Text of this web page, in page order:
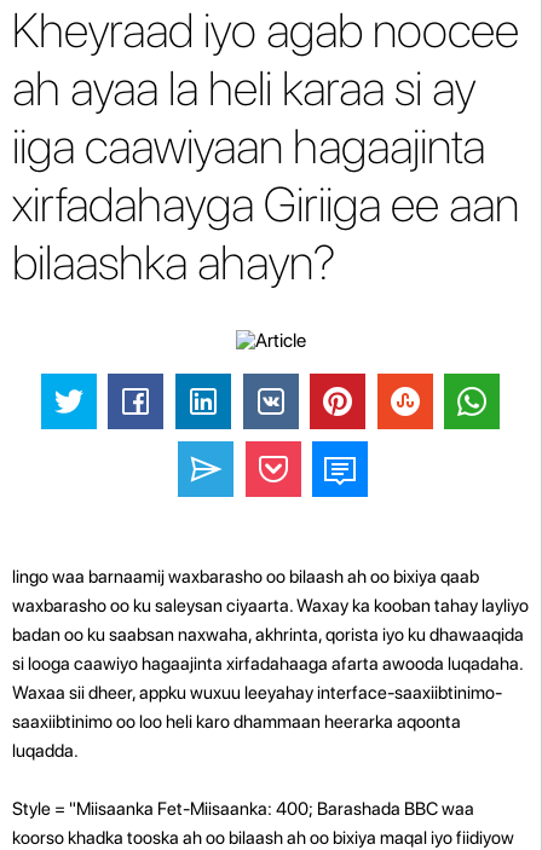
Kheyraad iyo agab noocee
ah ayaa la heli karaa si ay
iiga caawiyaan hagaajinta
xirfadahayga Giriiga ee aan
bilaashka ahayn?
lingo waa barnaamij waxbarasho oo bilaash ah oo bixiya qaab
waxbarasho oo ku saleysan ciyaarta. Waxay ka kooban tahay layliyo
badan oo ku saabsan naxwaha, akhrinta, qorista iyo ku dhawaaqida
si looga caawiyo hagaajinta xirfadahaaga afarta awooda luqadaha.
Waxaa sii dheer, appku wuxuu leeyahay interface-saaxiibtinimo-
saaxiibtinimo oo loo heli karo dhammaan heerarka aqoonta
luqadda.
Style = "Miisaanka Fet-Miisaanka: 400; Barashada BBC waa
koorso khadka tooska ah oo bilaash ah oo bixiya maqal iyo fiidiyow